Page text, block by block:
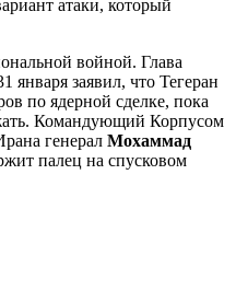
атаки, который
войной. Глава
января заявил, что Тегеран
по ядерной сделке, пока
Командующий Корпусом
генерал Мохаммад
палец на спусковом